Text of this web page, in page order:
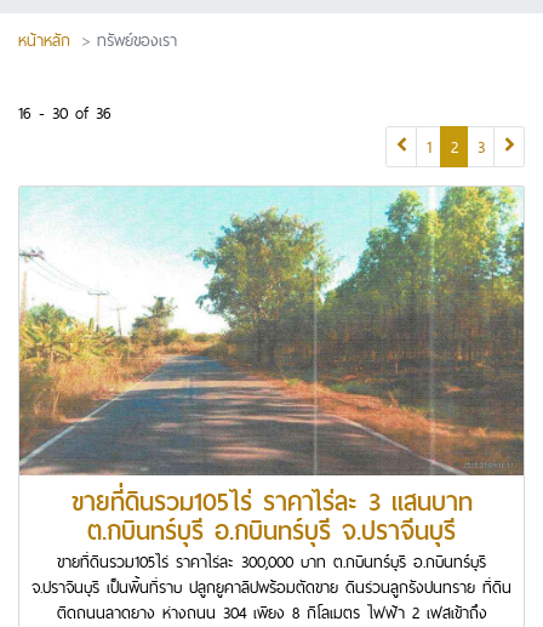
หน้าหลัก ทรัพย์ของเรา
16 - 30 of 36
1
2(current)
3
ขายที่ดินรวม105ไร่ ราคาไร่ละ 3 แสนบาท
ต.กบินทร์บุรี อ.กบินทร์บุรี จ.ปราจีนบุรี
ขายที่ดินรวม105ไร่ ราคาไร่ละ 300,000 บาท ต.กบินทร์บุรี อ.กบินทร์บุรี
จ.ปราจีนบุรี เป็นพื้นที่ราบ ปลูกยูคาลิปพร้อมตัดขาย ดินร่วนลูกรังปนทราย ที่ดิน
ติดถนนลาดยาง ห่างถนน 304 เพียง 8 กิโลเมตร ไฟฟ้า 2 เฟสเข้าถึง